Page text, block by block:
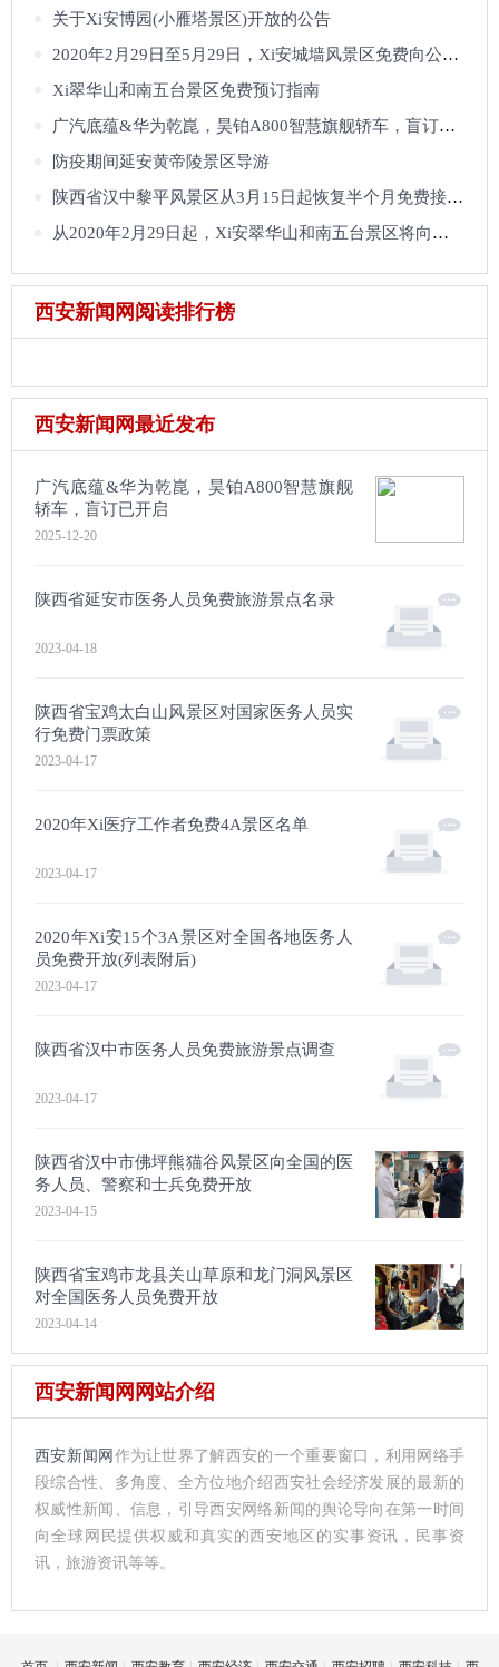
关于Xi安博园(小雁塔景区)开放的公告
2020年2月29日至5月29日，Xi安城墙风景区免费向公众开放
Xi翠华山和南五台景区免费预订指南
广汽底蕴&华为乾崑，昊铂A800智慧旗舰轿车，盲订已开启
防疫期间延安黄帝陵景区导游
陕西省汉中黎平风景区从3月15日起恢复半个月免费接待全国游客
从2020年2月29日起，Xi安翠华山和南五台景区将向全国各地游客免费开放一个月
西安新闻网阅读排行榜
西安新闻网最近发布
广汽底蕴&华为乾崑，昊铂A800智慧旗舰
轿车，盲订已开启
2025-12-20
陕西省延安市医务人员免费旅游景点名录
2023-04-18
陕西省宝鸡太白山风景区对国家医务人员实
行免费门票政策
2023-04-17
2020年Xi医疗工作者免费4A景区名单
2023-04-17
2020年Xi安15个3A景区对全国各地医务人
员免费开放(列表附后)
2023-04-17
陕西省汉中市医务人员免费旅游景点调查
2023-04-17
陕西省汉中市佛坪熊猫谷风景区向全国的医
务人员、警察和士兵免费开放
2023-04-15
陕西省宝鸡市龙县关山草原和龙门洞风景区
对全国医务人员免费开放
2023-04-14
西安新闻网网站介绍
西安新闻网 作为让世界了解西安的一个重要窗口，利用网络手
段综合性、多角度、全方位地介绍西安社会经济发展的最新的
权威性新闻、信息，引导西安网络新闻的舆论导向在第一时间
向全球网民提供权威和真实的西安地区的实事资讯，民事资
讯，旅游资讯等等。